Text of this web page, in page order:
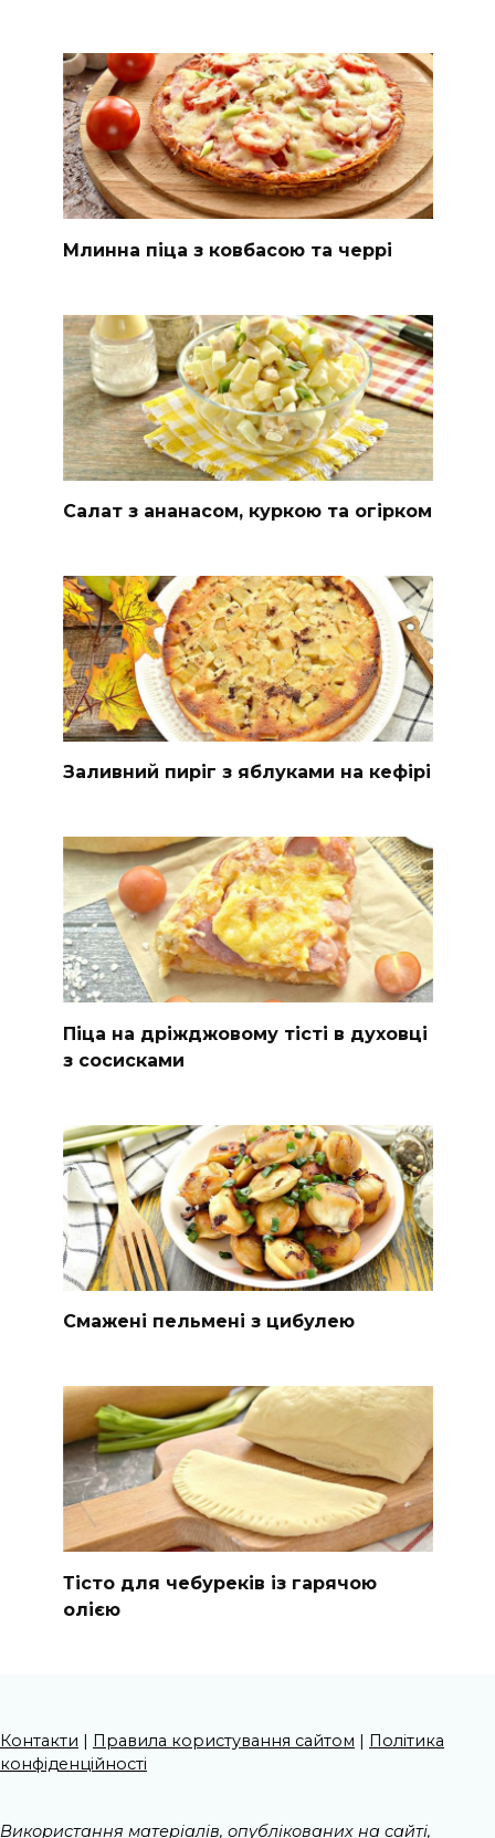
Млинна піца з ковбасою та черрі
Салат з ананасом, куркою та огірком
Заливний пиріг з яблуками на кефірі
Піца на дріжджовому тісті в духовці
з сосисками
Смажені пельмені з цибулею
Тісто для чебуреків із гарячою
олією
Контакти | Правила користування сайтом | Політика
конфіденційності
Використання матеріалів, опублікованих на сайті,